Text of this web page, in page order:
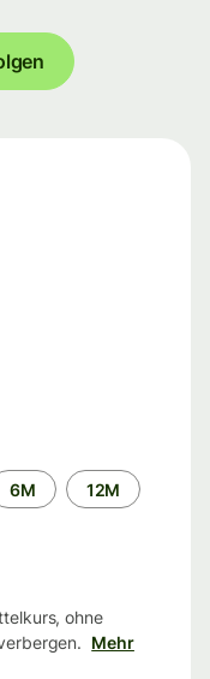
6M 12M
ohne
Mehr